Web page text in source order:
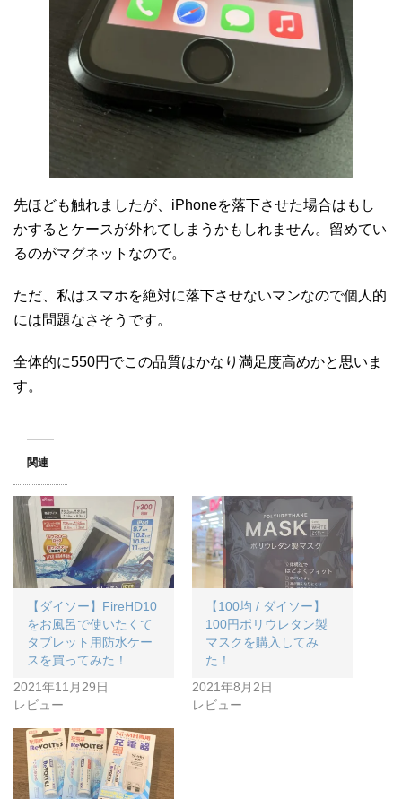
先ほども触れましたが、iPhoneを落下させた場合はもし
かするとケースが外れてしまうかもしれません。留めてい
るのがマグネットなので。
ただ、私はスマホを絶対に落下させないマンなので個人的
には問題なさそうです。
全体的に550円でこの品質はかなり満足度高めかと思いま
す。
関連
【ダイソー】FireHD10
をお風呂で使いたくて
タブレット用防水ケー
スを買ってみた！
2021年11月29日
レビュー
【100均 / ダイソー】
100円ポリウレタン製
マスクを購入してみ
た！
2021年8月2日
レビュー